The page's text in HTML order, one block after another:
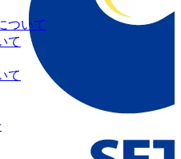
ついて
て
て